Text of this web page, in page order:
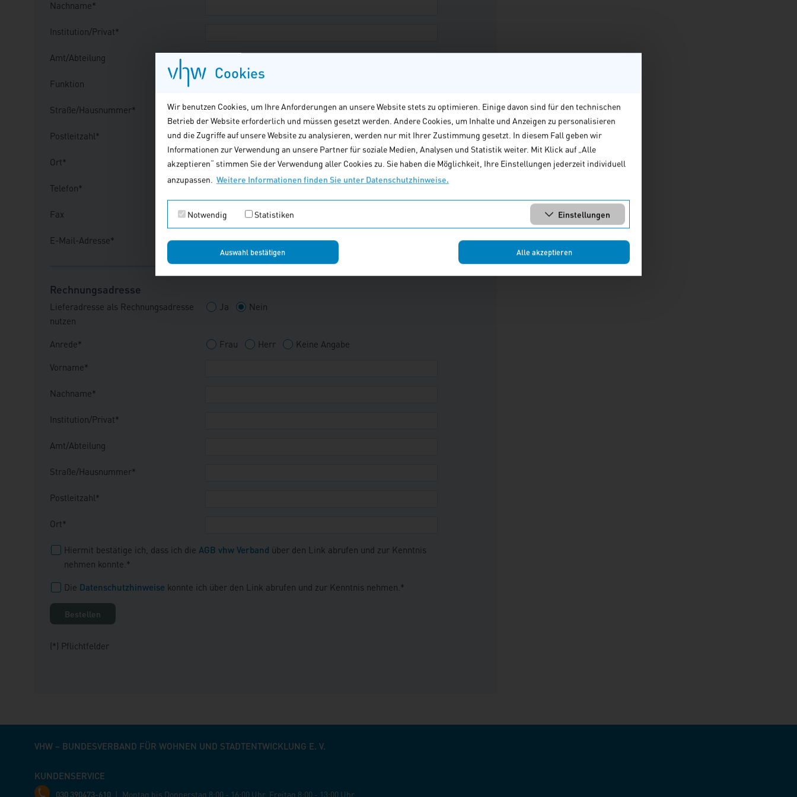
Cookies
Wir benutzen Cookies, um Ihre Anforderungen an unsere Website stets zu optimieren. Einige davon sind für den technischen
Betrieb der Website erforderlich und müssen gesetzt werden. Andere Cookies, um Inhalte und Anzeigen zu personalisieren
und die Zugriffe auf unsere Website zu analysieren, werden nur mit Ihrer Zustimmung gesetzt. In diesem Fall geben wir
Informationen zur Verwendung an unsere Partner für soziale Medien, Analysen und Statistik weiter. Mit Klick auf „Alle
akzeptieren“ stimmen Sie der Verwendung aller Cookies zu. Sie haben die Möglichkeit, Ihre Einstellungen jederzeit individuell
anzupassen.
Weitere Informationen finden Sie unter Datenschutzhinweise.
Notwendig Statistiken Einstellungen
Auswahl bestätigen Alle akzeptieren
Nachname*
Institution/Privat*
Amt/Abteilung
Funktion
Straße/Hausnummer*
Postleitzahl*
Ort*
Telefon*
Fax
E-Mail-Adresse*
Rechnungsadresse
Lieferadresse als Rechnungsadresse
nutzen
Ja Nein
Anrede* Frau Herr
Keine Angabe
Vorname*
Nachname*
Institution/Privat*
Amt/Abteilung
Straße/Hausnummer*
Postleitzahl*
Ort*
Hiermit bestätige ich, dass ich die AGB vhw Verband über den Link abrufen und zur Kenntnis
nehmen konnte.*
Die Datenschutzhinweise konnte ich über den Link abrufen und zur Kenntnis nehmen.*
(*) Pflichtfelder
VHW – BUNDESVERBAND FÜR WOHNEN UND STADTENTWICKLUNG E. V.
KUNDENSERVICE
030 390473-610 | Montag bis Donnerstag 8:00 - 16:00 Uhr, Freitag 8:00 - 13:00 Uhr